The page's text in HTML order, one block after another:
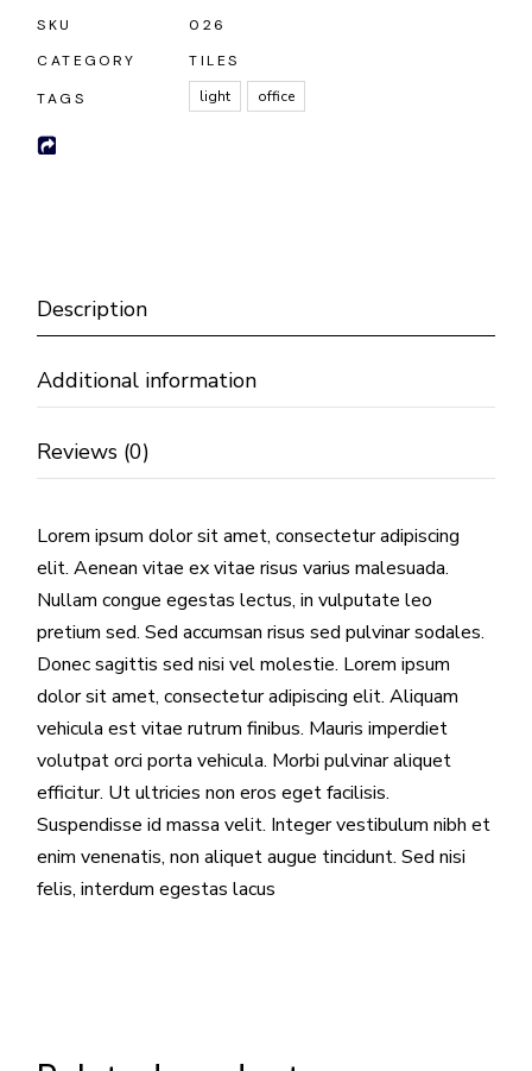
SKU
026
CATEGORY
TILES
TAGS
light office
Description
Additional information
Reviews (0)
Lorem ipsum dolor sit amet, consectetur adipiscing
elit. Aenean vitae ex vitae risus varius malesuada.
Nullam congue egestas lectus, in vulputate leo
pretium sed. Sed accumsan risus sed pulvinar sodales.
Donec sagittis sed nisi vel molestie. Lorem ipsum
dolor sit amet, consectetur adipiscing elit. Aliquam
vehicula est vitae rutrum finibus. Mauris imperdiet
volutpat orci porta vehicula. Morbi pulvinar aliquet
efficitur. Ut ultricies non eros eget facilisis.
Suspendisse id massa velit. Integer vestibulum nibh et
enim venenatis, non aliquet augue tincidunt. Sed nisi
felis, interdum egestas lacus